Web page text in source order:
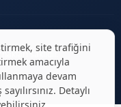
saklıdır.
site trafiğini
amacıyla
devam
Detaylı